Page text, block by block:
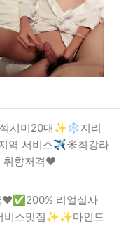
시미20대✨❄️지리
역 서비스✈️☀️최강라
향저격❤️
리얼실사
비스맛집✨✨마인드